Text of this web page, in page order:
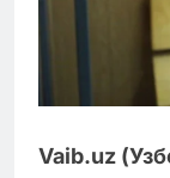
Vaib.uz